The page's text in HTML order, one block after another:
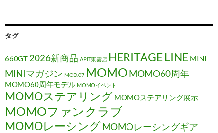
タグ
660GT 2026新商品 APIT東雲店 HERITAGE LINE MINI
MINIマガジン MOD.07 MOMO MOMO60周年
MOMO60周年モデル MOMOイベント
MOMOステアリング MOMOステアリング展示
MOMOファンクラブ
MOMOレーシングMOMOレーシングギア